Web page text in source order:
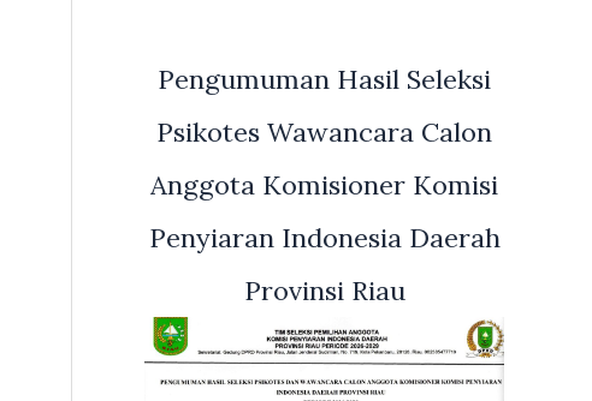
Pengumuman Hasil Seleksi
Psikotes Wawancara Calon
Anggota Komisioner Komisi
Penyiaran Indonesia Daerah
Provinsi Riau